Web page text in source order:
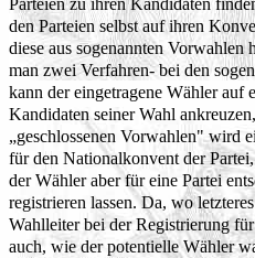
den Parteien selbst auf ihren
diese aus sogenannten Vorwahlen
man zwei Verfahren- bei den
kann der eingetragene Wähler auf
Kandidaten seiner Wahl
„geschlossenen Vorwahlen" wird
für den Nationalkonvent der
der Wähler aber für eine Partei
registrieren lassen. Da, wo
Wahlleiter bei der Registrierung
auch, wie der potentielle Wähler